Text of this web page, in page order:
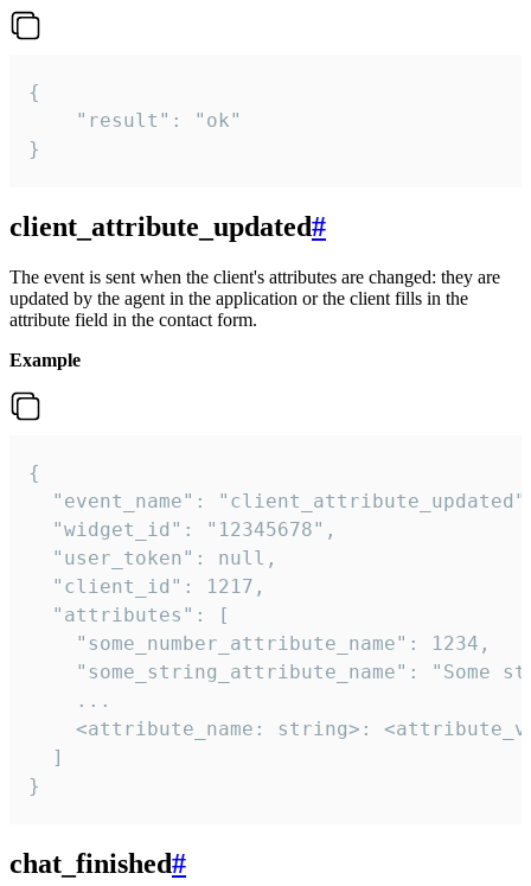
{
    "result": "ok"
}
client_attribute_updated#
The event is sent when the client's attributes are changed: they are
updated by the agent in the application or the client fills in the
attribute field in the contact form.
Example
{
"event_name":
  "widget_id": "12345678",
  "user_token": null,
  "client_id": 1217,
  "attributes": [
    "some_number_attribute_name": 1234,
"some_string_attribute_name": "Some
    ...
<attribute_name: string>:
  ]
}
chat_finished#